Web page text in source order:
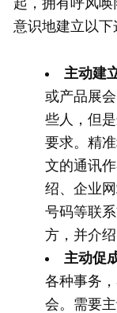
意识地建立以下
主动建
或产品展
些人，但
要求。精
文的通讯
绍、企业
号码等联
方，并介
主动促
各种事务
会。需要